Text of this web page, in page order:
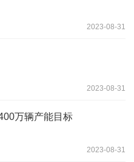
2023-08-31
2023-08-31
万辆产能目标
2023-08-31